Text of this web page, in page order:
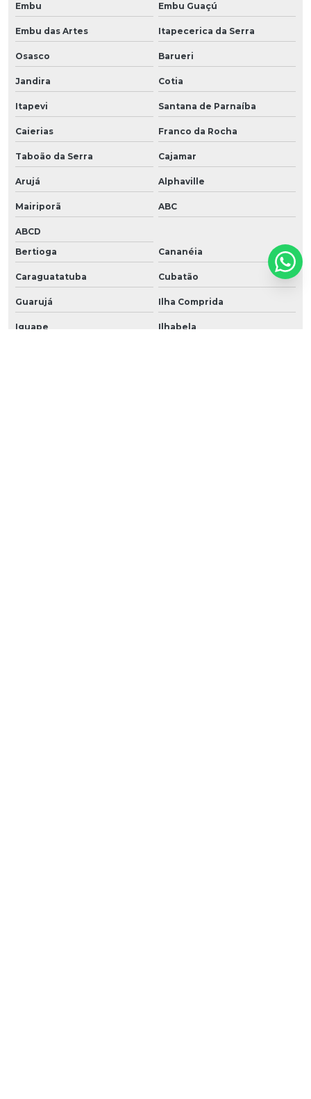
Embu Embu Guaçú
Embu das Artes Itapecerica da Serra
Osasco Barueri
Jandira Cotia
Itapevi Santana de Parnaíba
Caierias Franco da Rocha
Taboão da Serra Cajamar
Arujá Alphaville
Mairiporã ABC
ABCD
Bertioga
Cananéia
Caraguatatuba Cubatão
Guarujá Ilha Comprida
Iguape Ilhabela